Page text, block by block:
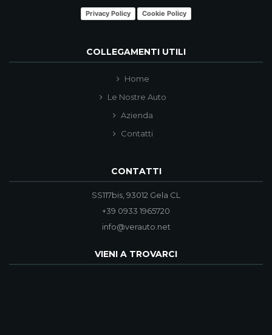
Privacy Policy Cookie Policy
COLLEGAMENTI UTILI
Home
Le Nostre Auto
Azienda
Contatti
CONTATTI
SS117bis, 93012 Gela CL
+39 0933 1965720
info@verauto.net
VIENI A TROVARCI